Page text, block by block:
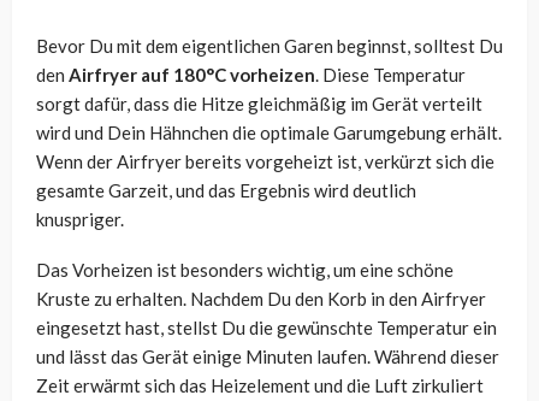
Bevor Du mit dem eigentlichen Garen beginnst, solltest Du
den Airfryer auf 180°C vorheizen. Diese Temperatur
sorgt dafür, dass die Hitze gleichmäßig im Gerät verteilt
wird und Dein Hähnchen die optimale Garumgebung erhält.
Wenn der Airfryer bereits vorgeheizt ist, verkürzt sich die
gesamte Garzeit, und das Ergebnis wird deutlich
knuspriger.
Das Vorheizen ist besonders wichtig, um eine schöne
Kruste zu erhalten. Nachdem Du den Korb in den Airfryer
eingesetzt hast, stellst Du die gewünschte Temperatur ein
und lässt das Gerät einige Minuten laufen. Während dieser
Zeit erwärmt sich das Heizelement und die Luft zirkuliert